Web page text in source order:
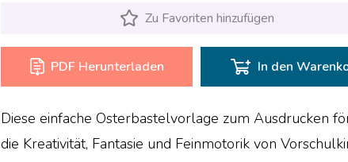
Zu Favoriten hinzufügen
PDF Herunterladen In den
Diese einfache Osterbastelvorlage zum Ausdrucken
die Kreativität, Fantasie und Feinmotorik von